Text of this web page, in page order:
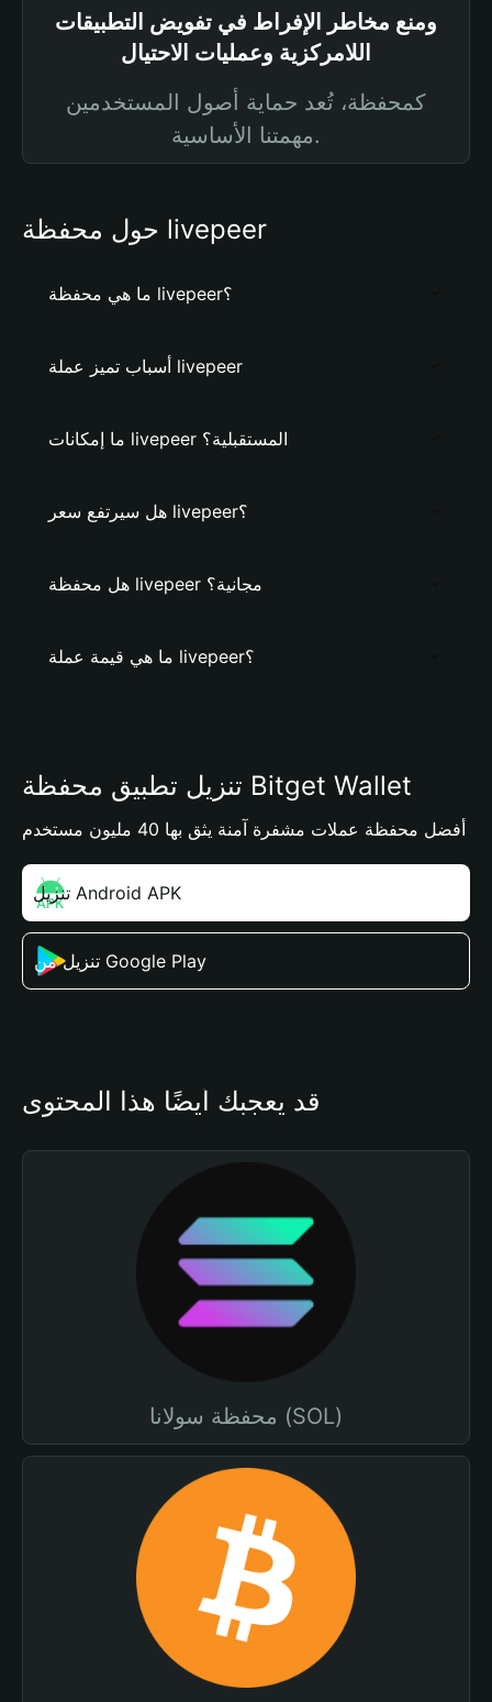
ومنع مخاطر الإفراط في تفويض التطبيقات
اللامركزية وعمليات الاحتيال
كمحفظة، تُعد حماية أصول المستخدمين
مهمتنا الأساسية.
حول محفظة livepeer
ما هي محفظة livepeer؟
أسباب تميز عملة livepeer
ما إمكانات livepeer المستقبلية؟
هل سيرتفع سعر livepeer؟
هل محفظة livepeer مجانية؟
ما هي قيمة عملة livepeer؟
تنزيل تطبيق محفظة Bitget Wallet
أفضل محفظة عملات مشفرة آمنة يثق بها 40 مليون مستخدم
تنزيل Android APK
تنزيل من Google Play
قد يعجبك أيضًا هذا المحتوى
محفظة سولانا (SOL)